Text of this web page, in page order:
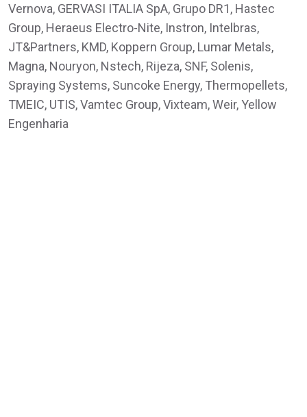
Vernova, GERVASI ITALIA SpA, Grupo DR1, Hastec
Group, Heraeus Electro-Nite, Instron, Intelbras,
JT&Partners, KMD, Koppern Group, Lumar Metals,
Magna, Nouryon, Nstech, Rijeza, SNF, Solenis,
Spraying Systems, Suncoke Energy, Thermopellets,
TMEIC, UTIS, Vamtec Group, Vixteam, Weir, Yellow
Engenharia